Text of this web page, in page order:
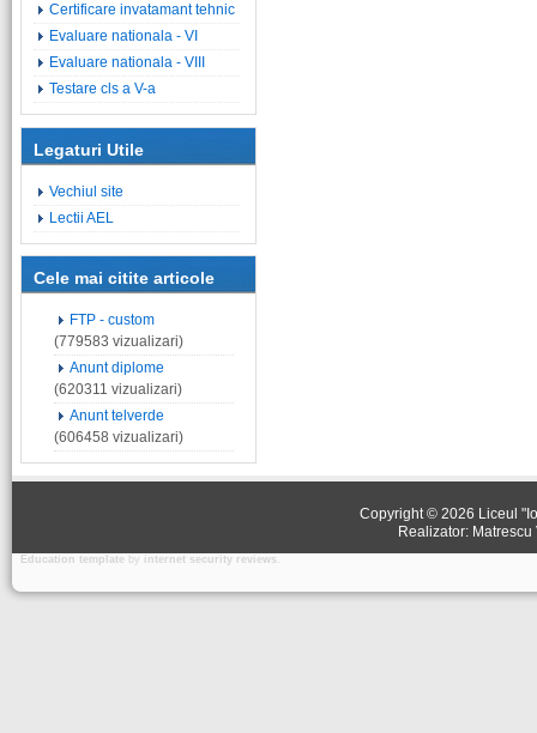
Certificare invatamant tehnic
Evaluare nationala - VI
Evaluare nationala - VIII
Testare cls a V-a
Legaturi Utile
Vechiul site
Lectii AEL
Cele mai citite articole
FTP - custom
(779583 vizualizari)
Anunt diplome
(620311 vizualizari)
Anunt telverde
(606458 vizualizari)
Copyright © 2026 Liceul
Realizator:
Education template by internet security reviews .